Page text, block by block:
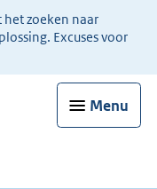
zoeken naar
Excuses voor
Menu